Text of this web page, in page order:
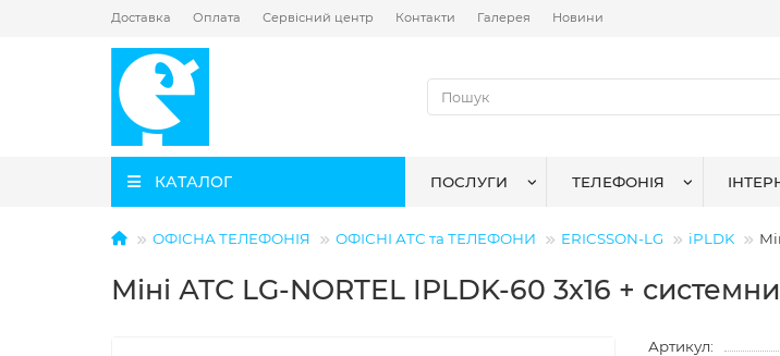
Доставка Оплата Сервісний центр Контакти Галерея Новини
КАТАЛОГ ПОСЛУГИ ТЕЛЕФОНІЯ
ОФІСНА ТЕЛЕФОНІЯ ОФІСНІ АТС та ТЕЛЕФОНИ ERICSSON-LG iPLDK
Міні АТС LG-NORTEL IPLDK-60 3x16 +
Артикул: